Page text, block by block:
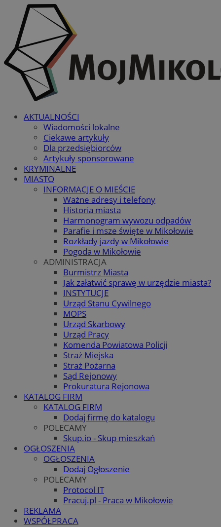
AKTUALNOŚCI
Wiadomości lokalne
Ciekawe artykuły
Dla przedsiębiorców
Artykuły sponsorowane
KRYMINALNE
MIASTO
INFORMACJE O MIEŚCIE
Ważne adresy i telefony
Historia miasta
Harmonogram wywozu odpadów
Parafie i msze święte w Mikołowie
Rozkłady jazdy w Mikołowie
Pogoda w Mikołowie
ADMINISTRACJA
Burmistrz Miasta
Jak załatwić sprawę w urzędzie miasta?
INSTYTUCJE
Urząd Stanu Cywilnego
MOPS
Urząd Skarbowy
Urząd Pracy
Komenda Powiatowa Policji
Straż Miejska
Straż Pożarna
Sąd Rejonowy
Prokuratura Rejonowa
KATALOG FIRM
KATALOG FIRM
Dodaj firmę do katalogu
POLECAMY
Skup.io - Skup mieszkań
OGŁOSZENIA
OGŁOSZENIA
Dodaj Ogłoszenie
POLECAMY
Protocol IT
Pracuj.pl - Praca w Mikołowie
REKLAMA
WSPÓŁPRACA